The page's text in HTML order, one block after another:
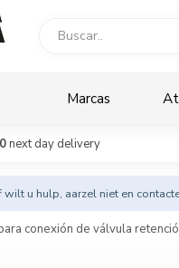
Marcas
next day delivery
u hulp, aarzel niet en
conexión de válvula